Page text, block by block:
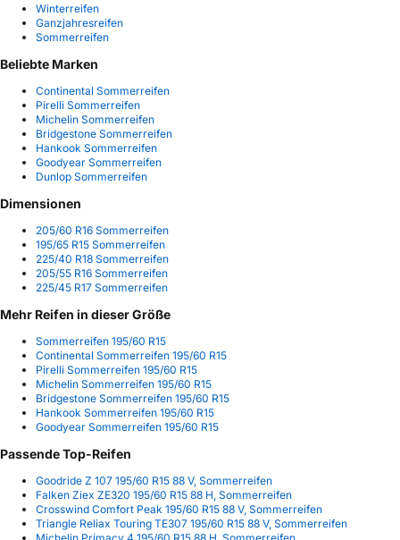
Winterreifen
Ganzjahresreifen
Sommerreifen
Beliebte Marken
Continental Sommerreifen
Pirelli Sommerreifen
Michelin Sommerreifen
Bridgestone Sommerreifen
Hankook Sommerreifen
Goodyear Sommerreifen
Dunlop Sommerreifen
Dimensionen
205/60 R16 Sommerreifen
195/65 R15 Sommerreifen
225/40 R18 Sommerreifen
205/55 R16 Sommerreifen
225/45 R17 Sommerreifen
Mehr Reifen in dieser Größe
Sommerreifen 195/60 R15
Continental Sommerreifen 195/60 R15
Pirelli Sommerreifen 195/60 R15
Michelin Sommerreifen 195/60 R15
Bridgestone Sommerreifen 195/60 R15
Hankook Sommerreifen 195/60 R15
Goodyear Sommerreifen 195/60 R15
Passende Top-Reifen
Goodride Z 107 195/60 R15 88 V, Sommerreifen
Falken Ziex ZE320 195/60 R15 88 H, Sommerreifen
Crosswind Comfort Peak 195/60 R15 88 V, Sommerreifen
Triangle Reliax Touring TE307 195/60 R15 88 V, Sommerreifen